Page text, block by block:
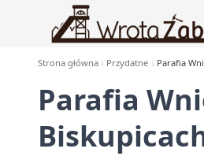
Strona główna Przydatne Parafia
Parafia